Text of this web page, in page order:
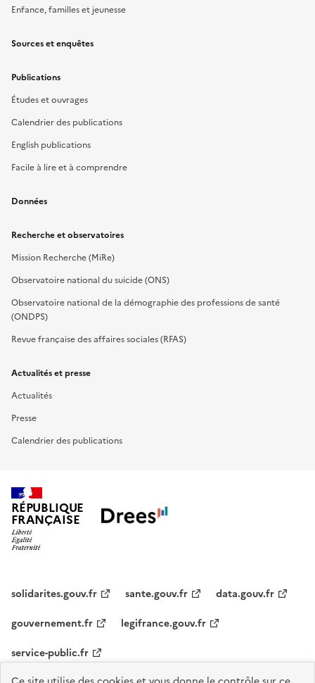
Enfance, familles et jeunesse
Sources et enquêtes
Publications
Études et ouvrages
Calendrier des publications
English publications
Facile à lire et à comprendre
Données
Recherche et observatoires
Mission Recherche (MiRe)
Observatoire national du suicide (ONS)
Observatoire national de la démographie des professions de santé
(ONDPS)
Revue française des affaires sociales (RFAS)
Actualités et presse
Actualités
Presse
Calendrier des publications
RÉPUBLIQUE
FRANÇAISE
solidarites.gouv.fr sante.gouv.fr
data.gouv.fr
gouvernement.fr
legifrance.gouv.fr
service-public.fr